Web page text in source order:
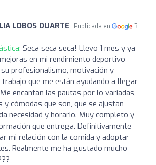
LOBOS DUARTE Publicada en
3
Seca seca seca! Llevo 1 mes y ya
en mi rendimiento deportivo
profesionalismo, motivación y
trabajo que me están ayudando a llegar
encantan las pautas por lo variadas,
cómodas que son, que se ajustan
necesidad y horario. Muy completo y
que entrega. Definitivamente
mi relación con la comida y adoptar
Realmente me ha gustado mucho